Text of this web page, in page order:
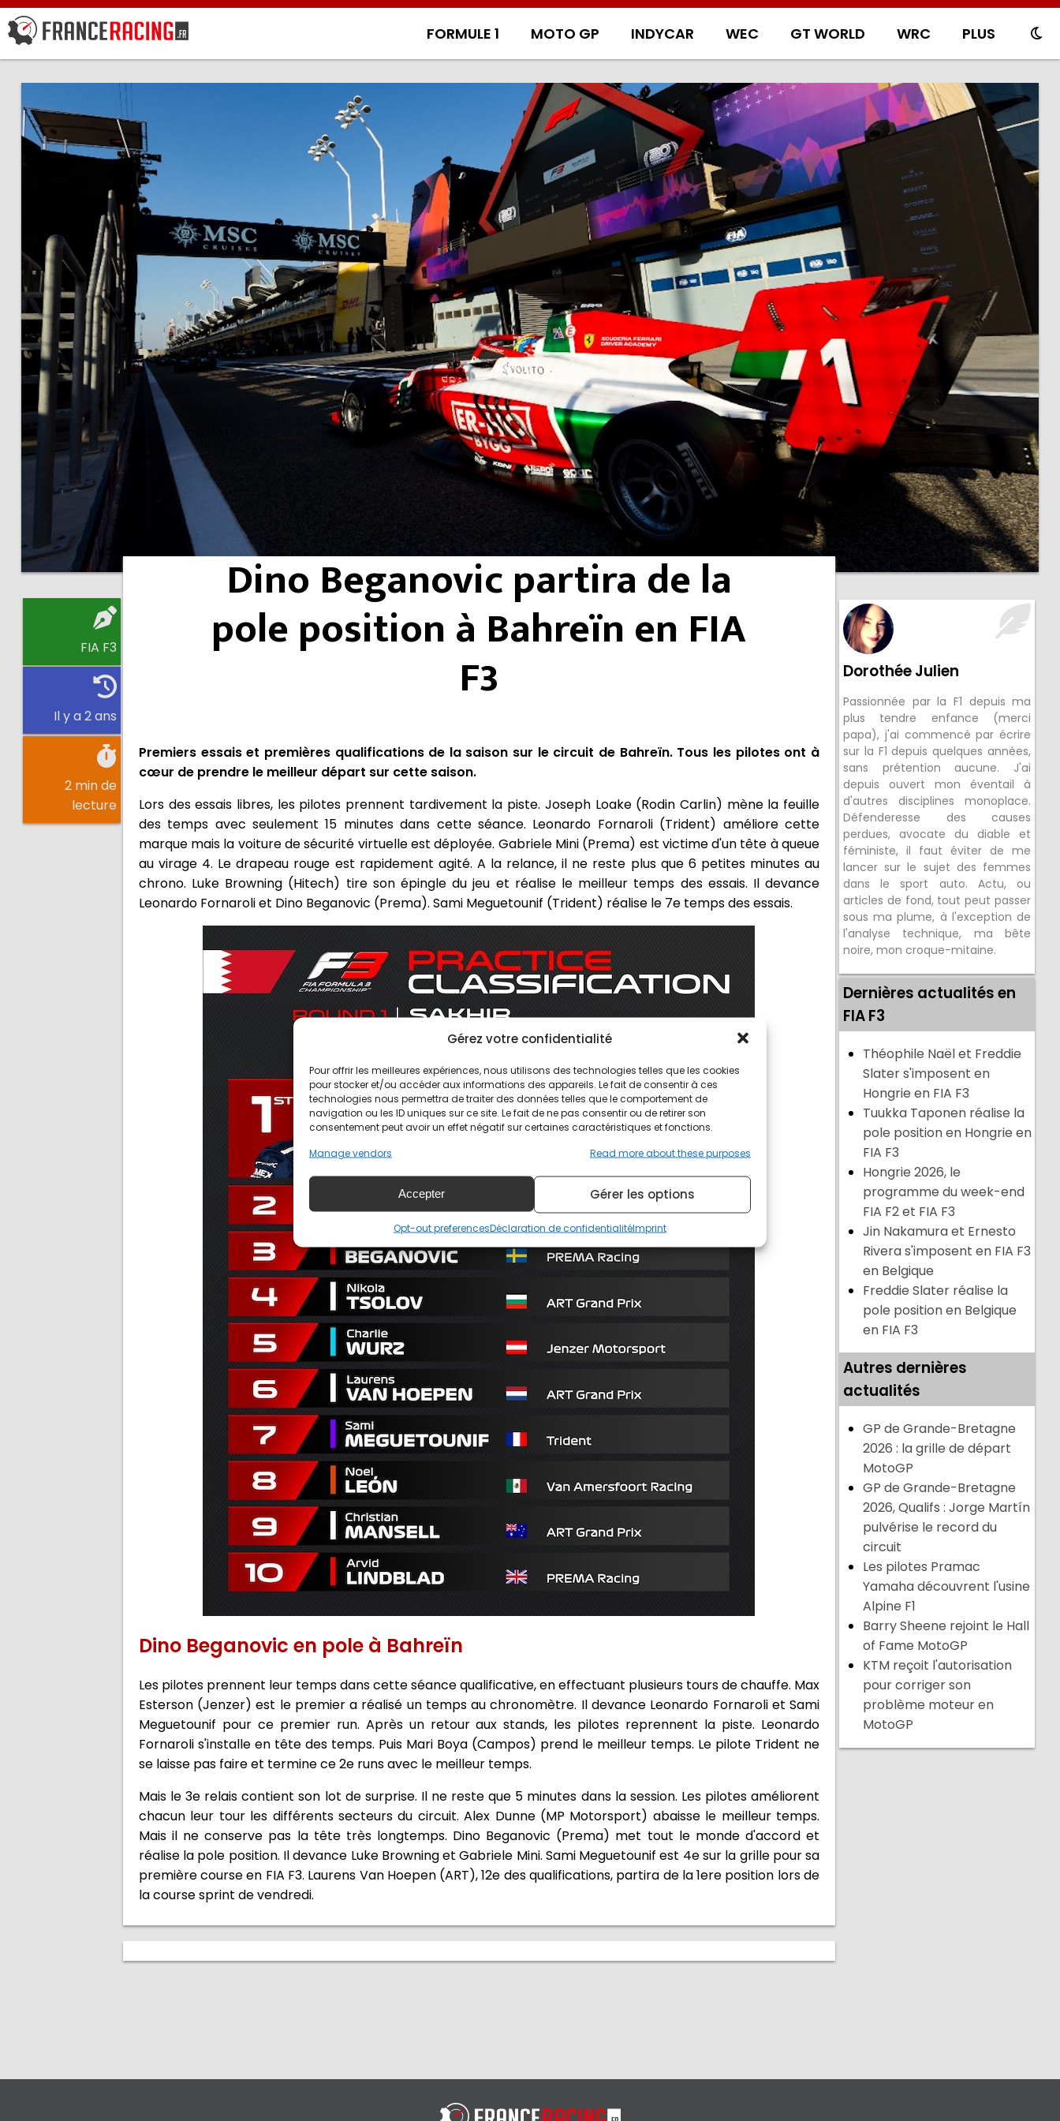
Gérez votre confidentialité
Pour offrir les meilleures expériences, nous utilisons des technologies telles que les cookies
pour stocker et/ou accéder aux informations des appareils. Le fait de consentir à ces
technologies nous permettra de traiter des données telles que le comportement de
navigation ou les ID uniques sur ce site. Le fait de ne pas consentir ou de retirer son
consentement peut avoir un effet négatif sur certaines caractéristiques et fonctions.
Manage vendors
Read more about these purposes
Accepter Gérer les options
Opt-out preferencesDéclaration de confidentialitéImprint
FORMULE 1 MOTO GP INDYCAR WEC GT WORLD WRC PLUS
FIA F3
Il y a 2 ans
2 min de
lecture
Dino Beganovic partira de la
pole position à Bahreïn en FIA
F3
Premiers essais et premières qualifications de la saison sur le circuit de Bahreïn. Tous les pilotes ont à
cœur de prendre le meilleur départ sur cette saison.
Lors des essais libres, les pilotes prennent tardivement la piste. Joseph Loake (Rodin Carlin) mène la feuille
des temps avec seulement 15 minutes dans cette séance. Leonardo Fornaroli (Trident) améliore cette
marque mais la voiture de sécurité virtuelle est déployée. Gabriele Mini (Prema) est victime d'un tête à queue
au virage 4. Le drapeau rouge est rapidement agité. A la relance, il ne reste plus que 6 petites minutes au
chrono. Luke Browning (Hitech) tire son épingle du jeu et réalise le meilleur temps des essais. Il devance
Leonardo Fornaroli et Dino Beganovic (Prema). Sami Meguetounif (Trident) réalise le 7e temps des essais.
Dino Beganovic en pole à Bahreïn
Les pilotes prennent leur temps dans cette séance qualificative, en effectuant plusieurs tours de chauffe. Max
Esterson (Jenzer) est le premier a réalisé un temps au chronomètre. Il devance Leonardo Fornaroli et Sami
Meguetounif pour ce premier run. Après un retour aux stands, les pilotes reprennent la piste. Leonardo
Fornaroli s'installe en tête des temps. Puis Mari Boya (Campos) prend le meilleur temps. Le pilote Trident ne
se laisse pas faire et termine ce 2e runs avec le meilleur temps.
Mais le 3e relais contient son lot de surprise. Il ne reste que 5 minutes dans la session. Les pilotes améliorent
chacun leur tour les différents secteurs du circuit. Alex Dunne (MP Motorsport) abaisse le meilleur temps.
Mais il ne conserve pas la tête très longtemps. Dino Beganovic (Prema) met tout le monde d'accord et
réalise la pole position. Il devance Luke Browning et Gabriele Mini. Sami Meguetounif est 4e sur la grille pour sa
première course en FIA F3. Laurens Van Hoepen (ART), 12e des qualifications, partira de la 1ere position lors de
la course sprint de vendredi.
Dorothée Julien
Passionnée par la F1 depuis ma
plus tendre enfance (merci
papa), j'ai commencé par écrire
sur la F1 depuis quelques années,
sans prétention aucune. J'ai
depuis ouvert mon éventail à
d'autres disciplines monoplace.
Défenderesse des causes
perdues, avocate du diable et
féministe, il faut éviter de me
lancer sur le sujet des femmes
dans le sport auto. Actu, ou
articles de fond, tout peut passer
sous ma plume, à l'exception de
l'analyse technique, ma bête
noire, mon croque-mitaine.
Dernières actualités en
FIA F3
Théophile Naël et Freddie
Slater s'imposent en
Hongrie en FIA F3
Tuukka Taponen réalise la
pole position en Hongrie en
FIA F3
Hongrie 2026, le
programme du week-end
FIA F2 et FIA F3
Jin Nakamura et Ernesto
Rivera s'imposent en FIA F3
en Belgique
Freddie Slater réalise la
pole position en Belgique
en FIA F3
Autres dernières
actualités
GP de Grande-Bretagne
2026 : la grille de départ
MotoGP
GP de Grande-Bretagne
2026, Qualifs : Jorge Martín
pulvérise le record du
circuit
Les pilotes Pramac
Yamaha découvrent l'usine
Alpine F1
Barry Sheene rejoint le Hall
of Fame MotoGP
KTM reçoit l'autorisation
pour corriger son
problème moteur en
MotoGP